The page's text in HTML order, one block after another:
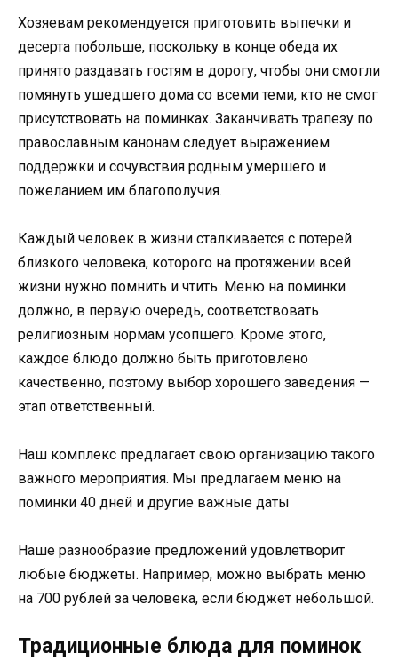
Хозяевам рекомендуется приготовить выпечки и
десерта побольше, поскольку в конце обеда их
принято раздавать гостям в дорогу, чтобы они смогли
помянуть ушедшего дома со всеми теми, кто не смог
присутствовать на поминках. Заканчивать трапезу по
православным канонам следует выражением
поддержки и сочувствия родным умершего и
пожеланием им благополучия.
Каждый человек в жизни сталкивается с потерей
близкого человека, которого на протяжении всей
жизни нужно помнить и чтить. Меню на поминки
должно, в первую очередь, соответствовать
религиозным нормам усопшего. Кроме этого,
каждое блюдо должно быть приготовлено
качественно, поэтому выбор хорошего заведения —
этап ответственный.
Наш комплекс предлагает свою организацию такого
важного мероприятия. Мы предлагаем меню на
поминки 40 дней и другие важные даты
Наше разнообразие предложений удовлетворит
любые бюджеты. Например, можно выбрать меню
на 700 рублей за человека, если бюджет небольшой.
Традиционные блюда для поминок